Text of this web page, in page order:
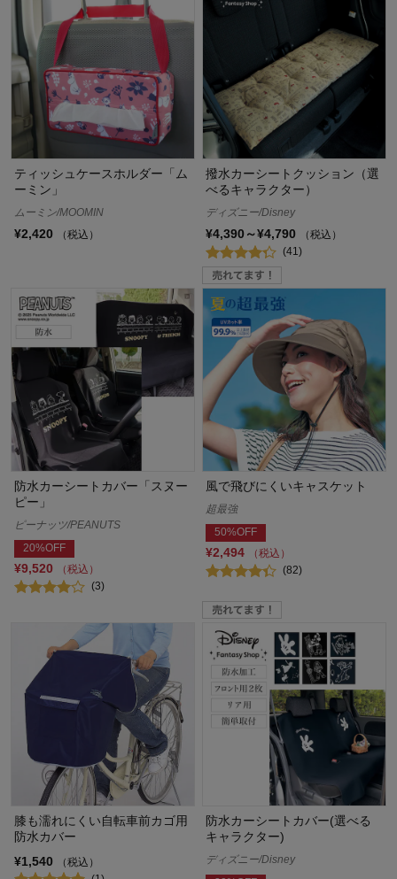
ティッシュケースホルダー「ム
ーミン」
ムーミン/MOOMIN
¥2,420 （税込）
撥水カーシートクッション（選
べるキャラクター）
ディズニー/Disney
¥4,390～¥4,790
（税込）
(41)
防水カーシートカバー「スヌー
ピー」
ピーナッツ/PEANUTS
20%OFF
¥9,520
（税込）
(3)
風で飛びにくいキャスケット
超最強
50%OFF
¥2,494
（税込）
(82)
膝も濡れにくい自転車前カゴ用
防水カバー
¥1,540
（税込）
防水カーシートカバー(選べる
キャラクター)
ディズニー/Disney